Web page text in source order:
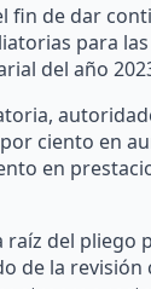
fin de dar
para
del año
ciento en
en
raíz del pliego
de la revisión